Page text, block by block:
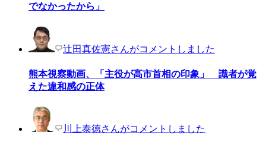
でなかったから」
辻田真佐憲さんがコメントしました
熊本視察動画、「主役が高市首相の印象」 識者が覚
えた違和感の正体
川上泰徳さんがコメントしました